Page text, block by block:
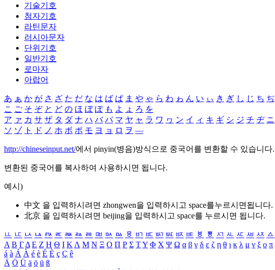
기술기호
첨자기호
라틴문자
러시아문자
단위기호
일반기호
로마자
아랍어
あ ぁ か が さ ざ た だ な は ば ぱ ま や ゃ ら わ ゎ ん い ぃ き ぎ し じ ち ぢ
こ ご そ ぞ と ど の ほ ぼ ぽ も よ ょ ろ を
ア ァ カ サ ザ タ ダ ナ ハ バ パ マ ヤ ャ ラ ワ ヮ ン イ ィ キ ギ シ ジ チ ヂ ニ
ソ ゾ ト ド ノ ホ ボ ポ モ ヨ ョ ロ ヲ ―
http://chineseinput.net/에서 pinyin(병음)방식으로 중국어를 변환할 수 있습니다.
변환된 중국어를 복사하여 사용하시면 됩니다.
예시)
中文 을 입력하시려면 zhongwen을 입력하시고 space를누르시면됩니다.
北京 을 입력하시려면 beijing을 입력하시고 space를 누르시면 됩니다.
ㅥ ㅦ ㅧ ㅨ ㅩ ㅪ ㅫ ㅬ ㅭ ㅮ ㅯ ㅰ ㅱ ㅲ ㅳ ㅴ ㅵ ㅶ ㅷ ㅸ ㅹ ㅺ ㅻ ㅼ ㅽ ㅾ ㅿ
Α Β ΓΔ Ε Ζ Η Θ Ι ΚΛ Μ Ν Ξ Ο Π Ρ Σ ΤΥ Φ Χ Ψ Ω α β γ δ ε ζ η θ ι κ λ μ ν ξ ο π
á à Á À é è É È ç Ç ê
Ä Ö Ü ä ö ü ß